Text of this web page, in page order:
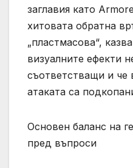
заглавия като
хитовата обратна
„пластмасова“,
визуалните ефекти
съответстващи и че
атаката са
Основен баланс на
пред въпроси